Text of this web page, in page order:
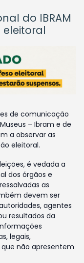
do IBRAM
de comunicação
– Ibram e de
a observar as
eleitoral.
é vedada a
dos órgãos e
as
devem ser
agentes
resultados da
legais,
não apresentem